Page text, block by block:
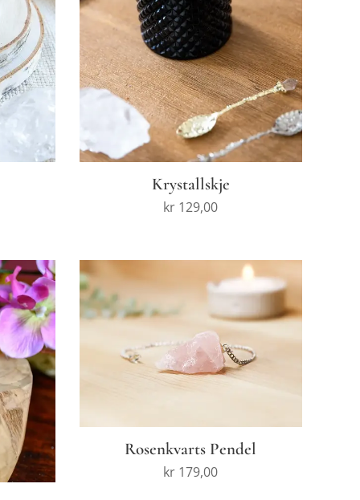
Krystallskje
kr 129,00
Rosenkvarts Pendel
kr 179,00